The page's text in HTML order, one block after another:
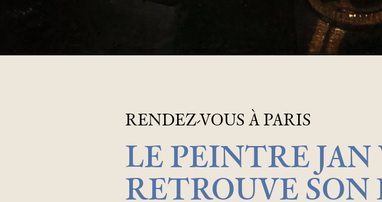
RENDEZ-VOUS À PARIS
LE PEINTRE JAN
RETROUVE SON